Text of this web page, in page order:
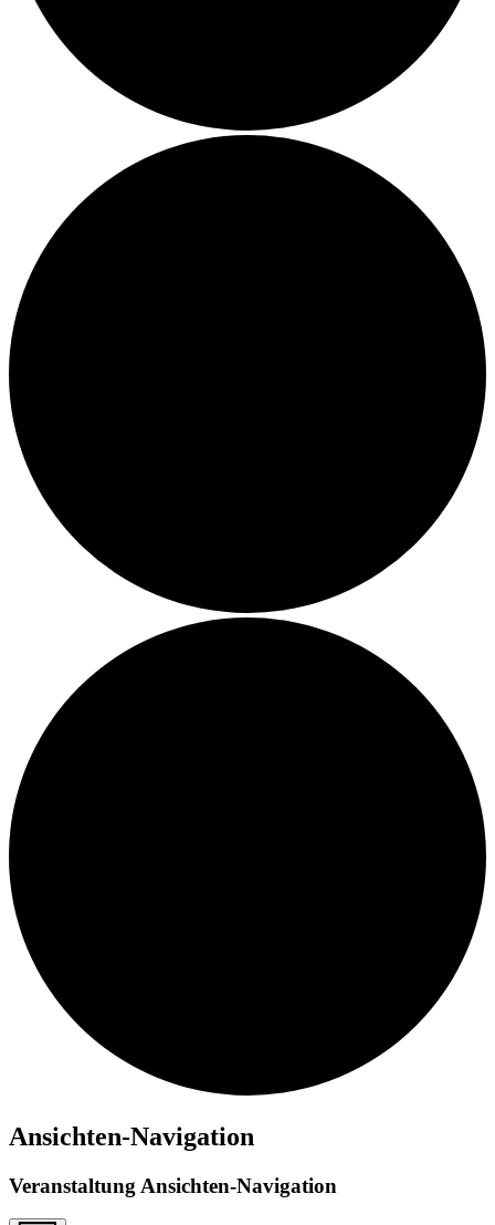
Veranstaltungen
Ansichten-Navigation
Veranstaltung Ansichten-Navigation